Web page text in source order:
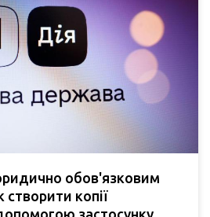
обов'язковим
копії